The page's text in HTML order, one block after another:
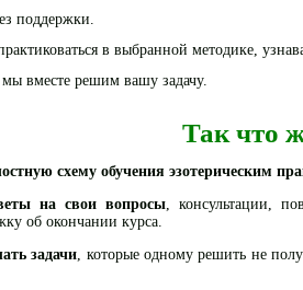
поддержки.
в выбранной методике,
вместе решим вашу задачу.
Так что
схему обучения эзотерическим
на свои вопросы, консультации,
об окончании курса.
задачи, которые одному решить не